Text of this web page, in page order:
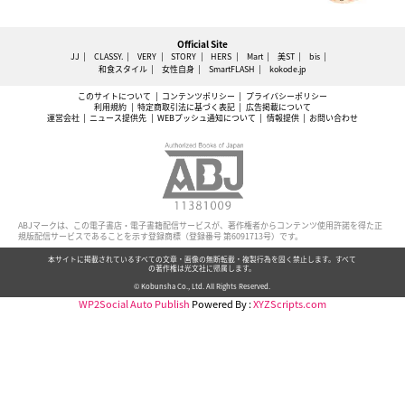
Official Site
JJ CLASSY. VERY STORY HERS Mart 美ST
bis
和食スタイル
女性自身 SmartFLASH kokode.jp
このサイトについて コンテンツポリシー
プライバシーポリシー
利用規約
特定商取引法に基づく表記
広告掲載について
運営会社
ニュース提供先 WEBプッシュ通知について 情報提供 お問い合わせ
ABJマークは、この電子書店・電子書籍配信サービスが、著作権者からコンテンツ使用許諾を得た正
規版配信サービスであることを示す登録商標（登録番号 第6091713号）です。
本サイトに掲載されているすべての文章・画像の無断転載・複製行為を固く禁止します。すべて
の著作権は光文社に帰属します。
© Kobunsha Co., Ltd. All Rights Reserved.
WP2Social Auto Publish Powered By :XYZScripts.com